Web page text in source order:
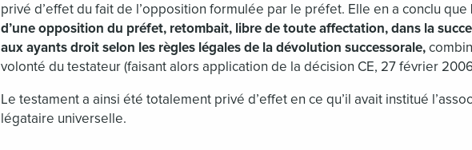
privé d’effet du fait de l’opposition formulée par le préfet. Elle en a conclu que
d’une opposition du préfet, retombait, libre de toute affectation, dans la
aux ayants droit selon les règles légales de la dévolution successorale,
volonté du testateur (faisant alors application de la décision CE, 27 février
Le testament a ainsi été totalement privé d’effet en ce qu’il avait institué
légataire universelle.